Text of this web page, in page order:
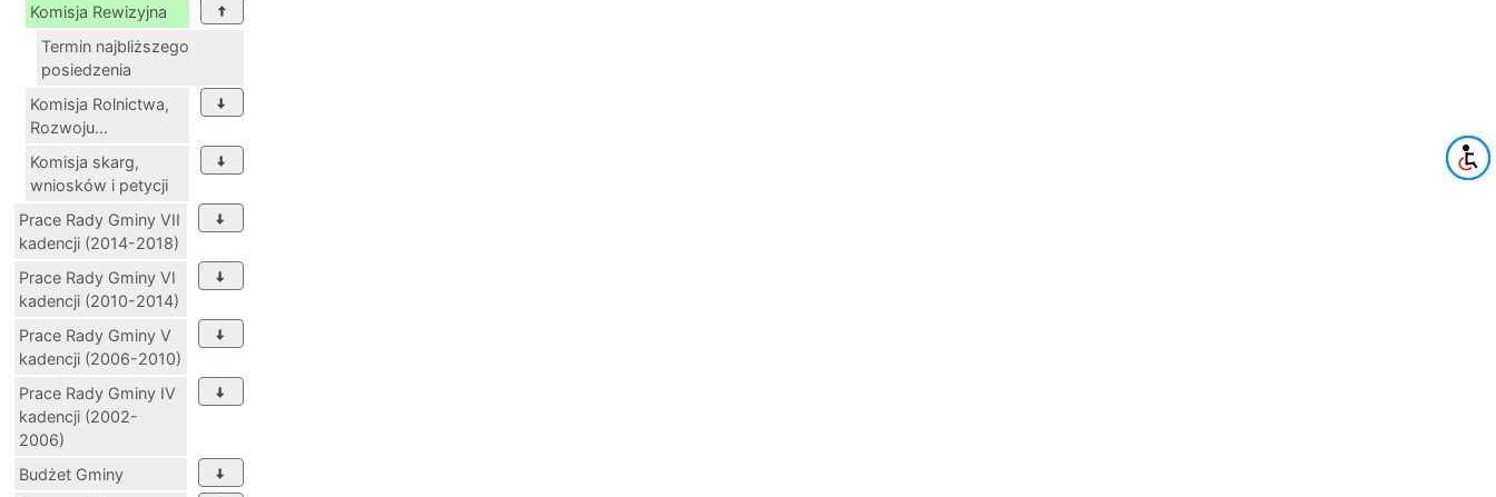
Komisja Rewizyjna
Termin najbliższego
posiedzenia
Komisja Rolnictwa,
Rozwoju...
Komisja skarg,
wniosków i petycji
Prace Rady Gminy VII
kadencji (2014-2018)
Prace Rady Gminy VI
kadencji (2010-2014)
Prace Rady Gminy V
kadencji (2006-2010)
Prace Rady Gminy IV
kadencji (2002-
2006)
Budżet Gminy